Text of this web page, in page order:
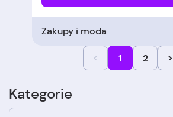
Zakupy i moda
< 1 2 >
Kategorie